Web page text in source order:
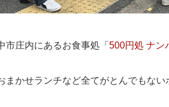
市庄内にあるお食事処「 500円処 ナン
まかせランチなど全てがとんでもな